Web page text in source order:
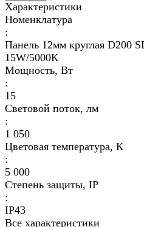
Характеристики
Номенклатура
:
Панель 12мм круглая D200
15W/5000К
Мощность, Вт
:
15
Световой поток, лм
:
1 050
Цветовая температура, К
:
5 000
Степень защиты, IP
:
IP43
Все характеристики